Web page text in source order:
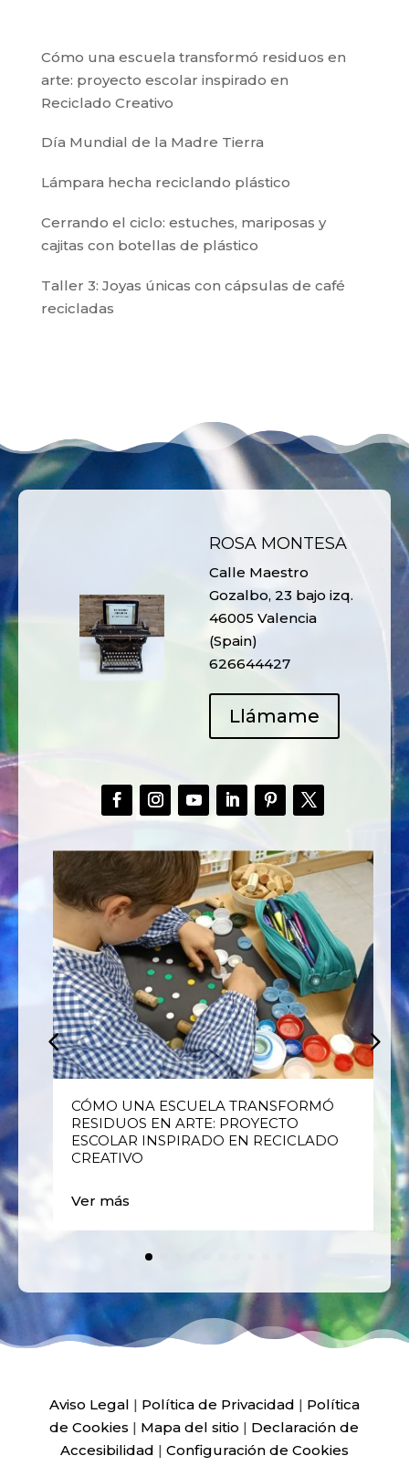
Cómo una escuela transformó residuos en
arte: proyecto escolar inspirado en
Reciclado Creativo
Día Mundial de la Madre Tierra
Lámpara hecha reciclando plástico
Cerrando el ciclo: estuches, mariposas y
cajitas con botellas de plástico
Taller 3: Joyas únicas con cápsulas de café
recicladas
ROSA MONTESA
Calle Maestro
Gozalbo, 23 bajo izq.
46005 Valencia
(Spain)
626644427
Llámame
CÓMO UNA ESCUELA TRANSFORMÓ
RESIDUOS EN ARTE: PROYECTO
ESCOLAR INSPIRADO EN RECICLADO
CREATIVO
Ver más
Aviso Legal | Política de Privacidad | Política
de Cookies | Mapa del sitio | Declaración de
Accesibilidad | Configuración de Cookies